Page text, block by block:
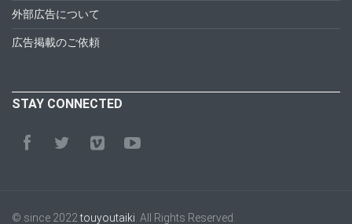
外部広告について
広告掲載のご依頼
STAY CONNECTED
© since 2022touyoutaiki . All Rights Reserved.